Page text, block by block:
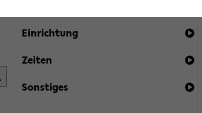
Einrichtung
Zeiten
Sonstiges